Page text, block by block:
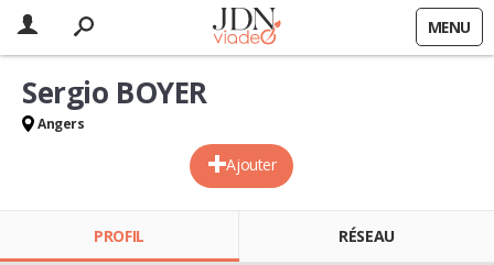
MENU
Ajouter
Sergio BOYER
Angers
PROFIL RÉSEAU